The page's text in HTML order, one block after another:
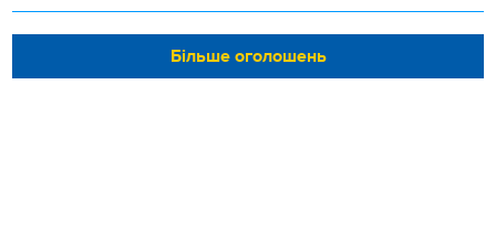
Більше оголошень